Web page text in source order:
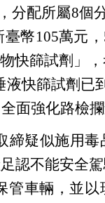
分配所屬8個
幣105萬元
快篩試劑」
快篩試劑已
面強化路檢攔
疑似施用毒
認不能安全
管車輛，並